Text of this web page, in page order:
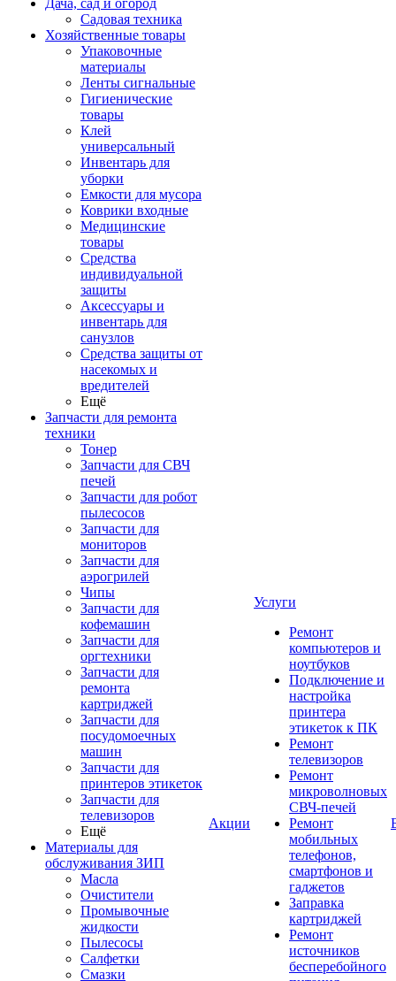
Дача, сад и огород
Садовая техника
Хозяйственные товары
Упаковочные
материалы
Ленты сигнальные
Гигиенические
товары
Клей
универсальный
Инвентарь для
уборки
Емкости для мусора
Коврики входные
Медицинские
товары
Средства
индивидуальной
защиты
Аксессуары и
инвентарь для
санузлов
Средства защиты от
насекомых и
вредителей
Ещё
Запчасти для ремонта
техники
Тонер
Запчасти для СВЧ
печей
Запчасти для робот
пылесосов
Запчасти для
мониторов
Запчасти для
аэрогрилей
Чипы
Запчасти для
кофемашин
Запчасти для
оргтехники
Запчасти для
ремонта
картриджей
Запчасти для
посудомоечных
машин
Запчасти для
принтеров этикеток
Запчасти для
телевизоров
Ещё
Материалы для
обслуживания ЗИП
Масла
Очистители
Промывочные
жидкости
Пылесосы
Салфетки
Смазки
Акции
Услуги
Ремонт
компьютеров и
ноутбуков
Подключение и
настройка
принтера
этикеток к ПК
Ремонт
телевизоров
Ремонт
микроволновых
СВЧ-печей
Ремонт
мобильных
телефонов,
смартфонов и
гаджетов
Заправка
картриджей
Ремонт
источников
бесперебойного